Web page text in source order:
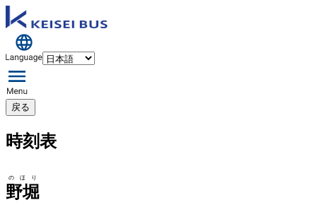
戻る
時刻表
野堀
のほり